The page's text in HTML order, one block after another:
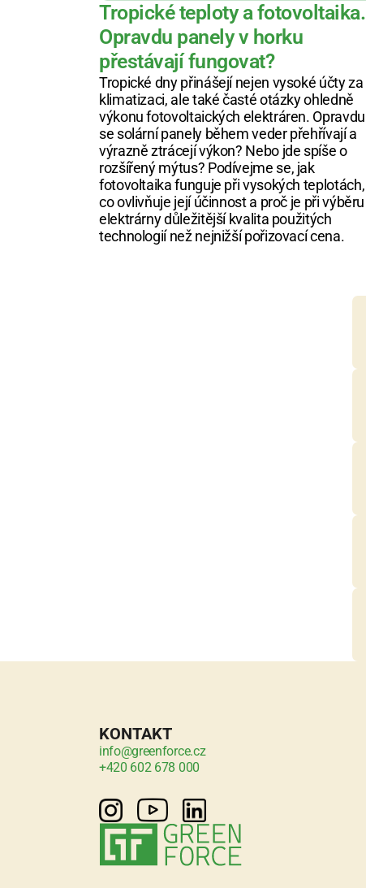
Tropické teploty a fotovoltaika.
Opravdu panely v horku
přestávají fungovat?
Tropické dny přinášejí nejen vysoké účty za
klimatizaci, ale také časté otázky ohledně
výkonu fotovoltaických elektráren. Opravdu
se solární panely během veder přehřívají a
výrazně ztrácejí výkon? Nebo jde spíše o
rozšířený mýtus? Podívejme se, jak
fotovoltaika funguje při vysokých teplotách,
co ovlivňuje její účinnost a proč je při výběru
elektrárny důležitější kvalita použitých
technologií než nejnižší pořizovací cena.
KONTAKT
info@greenforce.cz
+420 602 678 000